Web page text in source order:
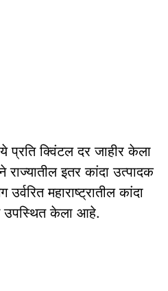
क्विंटल दर जाहीर केला
राज्यातील इतर कांदा उत्पादक
महाराष्ट्रातील कांदा
उपस्थित केला आहे.